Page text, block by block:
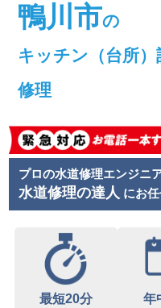
鴨川市の
キッチン（台所）
修理
プロの水道修理エンジニ
水道修理の達人 にお
最短20分
年